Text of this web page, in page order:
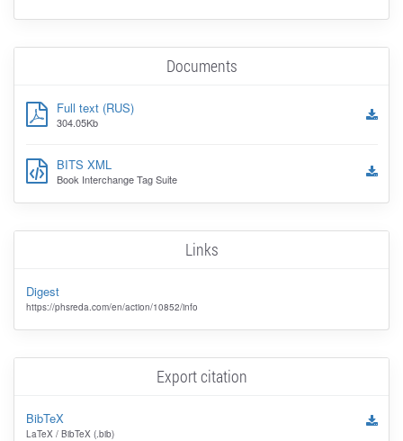
Documents
Full text (RUS)
304.05Kb
BITS XML
Book Interchange Tag Suite
Links
Digest
https://phsreda.com/en/action/10852/info
Export citation
BibTeX
LaTeX / BibTeX (.bib)